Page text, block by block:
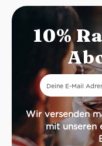
10%
Wir versenden
mit unseren